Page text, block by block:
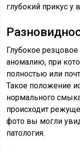
глубокий прикус у
Глубокое
аномалию, при
полностью или
Такое положение
нормального
происходит
фото вы могли
патология.